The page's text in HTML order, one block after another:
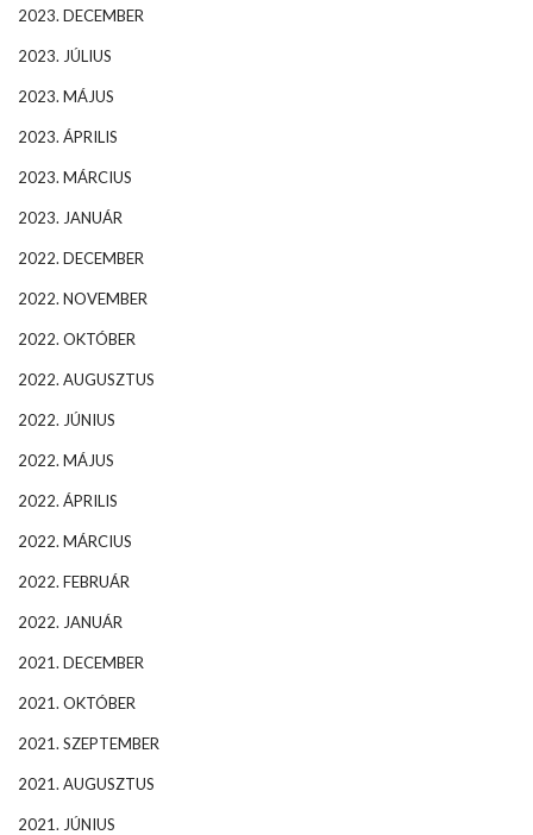
2023. DECEMBER
2023. JÚLIUS
2023. MÁJUS
2023. ÁPRILIS
2023. MÁRCIUS
2023. JANUÁR
2022. DECEMBER
2022. NOVEMBER
2022. OKTÓBER
2022. AUGUSZTUS
2022. JÚNIUS
2022. MÁJUS
2022. ÁPRILIS
2022. MÁRCIUS
2022. FEBRUÁR
2022. JANUÁR
2021. DECEMBER
2021. OKTÓBER
2021. SZEPTEMBER
2021. AUGUSZTUS
2021. JÚNIUS